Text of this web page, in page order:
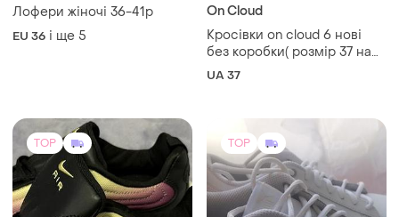
Лофери жіночі 36-41р
EU 36 і ще 5
On Cloud
Кросівки on cloud 6 нові
без коробки( розмір 37 на
36
UA 37
TOP TOP